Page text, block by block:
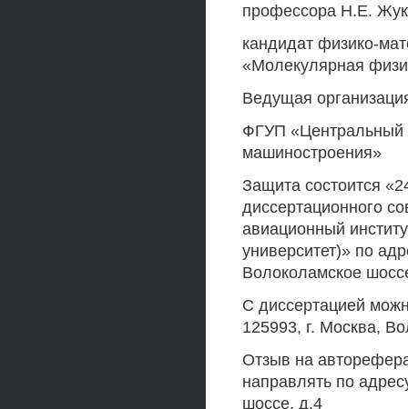
профессора Н.Е.
кандидат физико-
«Молекулярная
Ведущая
ФГУП «Центральный
машиностроения»
Защита состоится
диссертационного
авиационный
университет)» по
Волоколамское
С диссертацией
125993, г. Москва,
Отзыв на
направлять по
шоссе, д.4